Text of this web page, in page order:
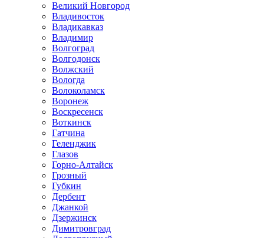
Великий Новгород
Владивосток
Владикавказ
Владимир
Волгоград
Волгодонск
Волжский
Вологда
Волоколамск
Воронеж
Воскресенск
Воткинск
Гатчина
Геленджик
Глазов
Горно-Алтайск
Грозный
Губкин
Дербент
Джанкой
Дзержинск
Димитровград